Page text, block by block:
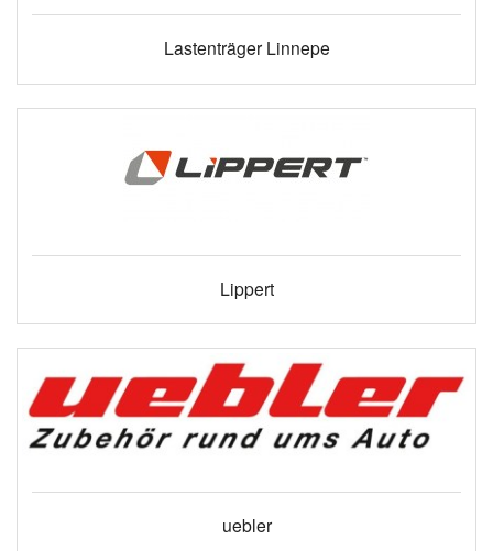
Lastenträger Linnepe
Lippert
uebler